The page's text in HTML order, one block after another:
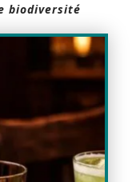
biodiversité